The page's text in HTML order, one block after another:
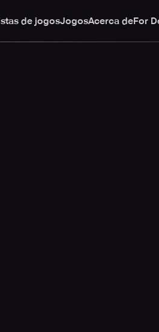
de jogosJogosAcerca deFor